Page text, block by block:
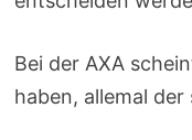
Bei der AXA
haben, allemal